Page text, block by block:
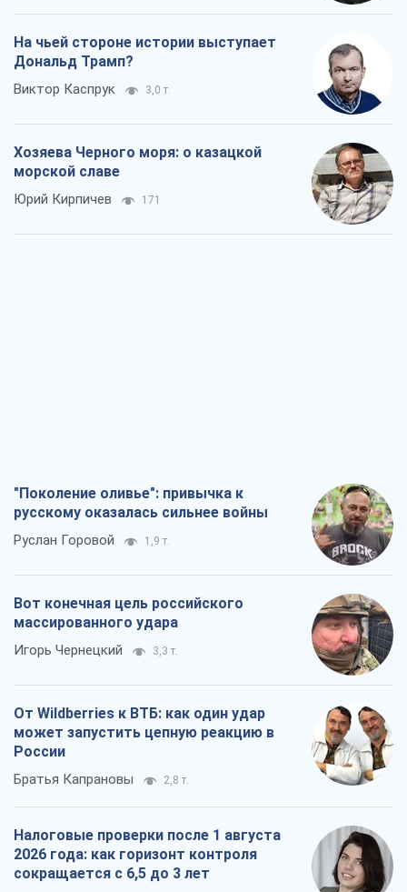
На чьей стороне истории выступает
Дональд Трамп?
Виктор Каспрук 3,0 т.
Хозяева Черного моря: о казацкой
морской славе
Юрий Кирпичев 171
"Поколение оливье": привычка к
русскому оказалась сильнее войны
Руслан Горовой 1,9 т.
Вот конечная цель российского
массированного удара
Игорь Чернецкий 3,3 т.
От Wildberries к ВТБ: как один удар
может запустить цепную реакцию в
России
Братья Капрановы 2,8 т.
Налоговые проверки после 1 августа
2026 года: как горизонт контроля
сокращается с 6,5 до 3 лет